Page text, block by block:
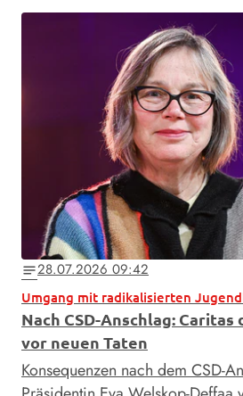
notes28.07.2026 09:42
Umgang mit radikalisierten
Nach CSD-Anschlag:
vor neuen Taten
Konsequenzen nach dem CSD-